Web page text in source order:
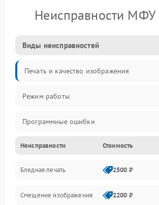
Неисправности МФУ
Виды неисправностей
Печать и качество изображения
Режим работы
Программные ошибки
Картриджи и расходники
Сканер и копирование
Механика и узлы
Неисправности Стоимость
Бледная печать 2500 ₽
Смещение изображения 2200 ₽